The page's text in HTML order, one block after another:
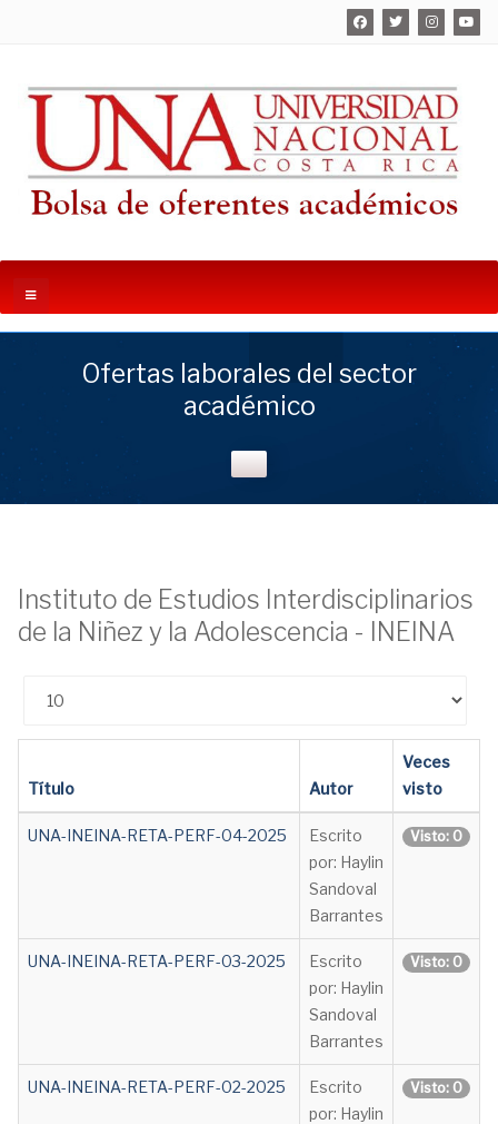
Ofertas laborales del sector
académico
Instituto de Estudios Interdisciplinarios
de la Niñez y la Adolescencia - INEINA
Título Autor
Veces
visto
UNA-INEINA-RETA-PERF-04-2025
Escrito
por: Haylin
Sandoval
Barrantes
Visto: 0
UNA-INEINA-RETA-PERF-03-2025
Escrito
por: Haylin
Sandoval
Barrantes
Visto: 0
UNA-INEINA-RETA-PERF-02-2025
Escrito
por: Haylin
Visto: 0